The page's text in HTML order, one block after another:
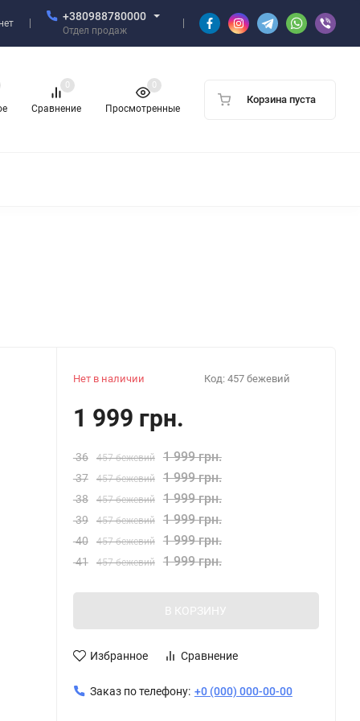
+380988780000
Отдел продаж
Сравнение
0
Просмотренные
0
Корзина пуста
Нет в наличии Код: 457 бежевий
1 999 грн.
36 457 бежевий 1 999 грн.
37 457 бежевий 1 999 грн.
38 457 бежевий 1 999 грн.
39 457 бежевий 1 999 грн.
40 457 бежевий 1 999 грн.
41 457 бежевий 1 999 грн.
В КОРЗИНУ
Избранное Сравнение
Заказ по телефону: +0 (000) 000-00-00